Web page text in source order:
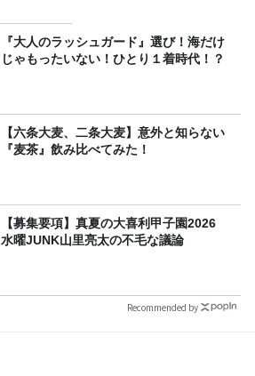
『大人のラッシュガード』選び！海だけ
じゃもったいない！ひとり１着時代！？
【六条大麦、二条大麦】意外と知らない
『麦茶』飲み比べてみた！
【募集要項】真夏の大喜利甲子園2026
水曜JUNK山里亮太の不毛な議論
Recommended by